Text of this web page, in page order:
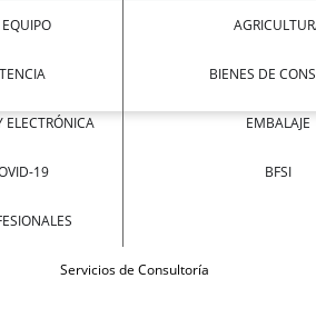
ELECTRÓNICA
19
BIENES DE
EMBALAJE
BFSI
Servicios de Consultoría